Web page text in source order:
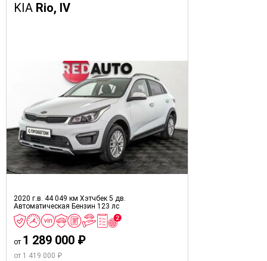
KIA Rio, IV
2020 г.в. 44 049 км Хэтчбек 5 дв.
Автоматическая Бензин 123 лс
от 1 289 000 ₽
от 1 419 000 ₽